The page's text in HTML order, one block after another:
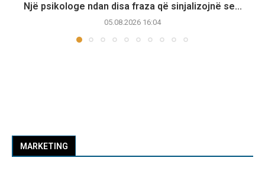
Një psikologe ndan disa fraza që sinjalizojnë se...
05.08.2026 16:04
MARKETING